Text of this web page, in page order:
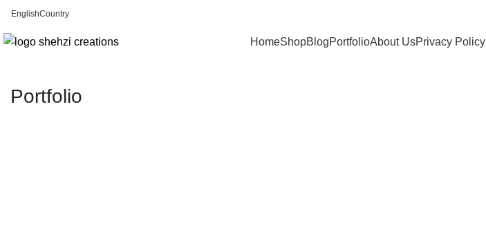
EnglishCountry
HomeShopBlogPortfolioAbout UsPrivacy Policy
Portfolio